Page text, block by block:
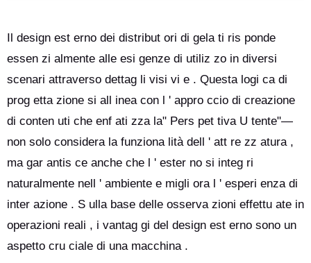
Il design est erno dei distribut ori di gela ti ris ponde
essen zi almente alle esi genze di utiliz zo in diversi
scenari attraverso dettag li visi vi e . Questa logi ca di
prog etta zione si all inea con l ' appro ccio di creazione
di conten uti che enf ati zza la" Pers pet tiva U tente"—
non solo considera la funziona lità dell ' att re zz atura ,
ma gar antis ce anche che l ' ester no si integ ri
naturalmente nell ' ambiente e migli ora l ' esperi enza di
inter azione . S ulla base delle osserva zioni effettu ate in
operazioni reali , i vantag gi del design est erno sono un
aspetto cru ciale di una macchina .